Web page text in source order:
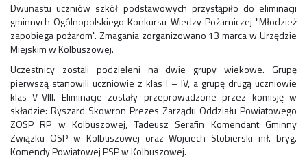
Dwunastu uczniów szkół podstawowych przystąpiło do eliminacji
gminnych Ogólnopolskiego Konkursu Wiedzy Pożarniczej "Młodzież
zapobiega pożarom". Zmagania zorganizowano 13 marca w Urzędzie
Miejskim w Kolbuszowej.
Uczestnicy zostali podzieleni na dwie grupy wiekowe. Grupę
pierwszą stanowili uczniowie z klas I – IV, a grupę drugą uczniowie
klas V-VIII. Eliminacje zostały przeprowadzone przez komisję w
składzie: Ryszard Skowron Prezes Zarządu Oddziału Powiatowego
ZOSP RP w Kolbuszowej, Tadeusz Serafin Komendant Gminny
Związku OSP w Kolbuszowej oraz Wojciech Stobierski mł. bryg.
Komendy Powiatowej PSP w Kolbuszowej.